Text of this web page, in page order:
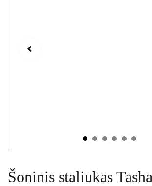
Šoninis staliukas Tasha